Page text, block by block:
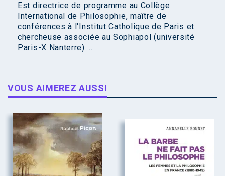
Est directrice de programme au Collège
International de Philosophie, maître de
conférences à l'Institut Catholique de Paris et
chercheuse associée au Sophiapol (université
Paris-X Nanterre) ...
VOUS AIMEREZ AUSSI